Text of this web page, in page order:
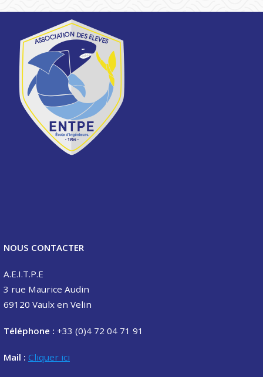
NOUS CONTACTER
A.E.I.T.P.E
3 rue Maurice Audin
69120 Vaulx en Velin
Téléphone : +33 (0)4 72 04 71 91
Mail : Cliquer ici